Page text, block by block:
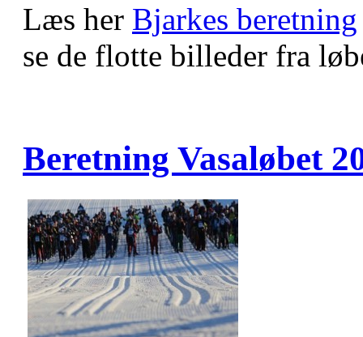
Læs her Bjarkes beretning
se de flotte billeder fra
Beretning Vasaløbet